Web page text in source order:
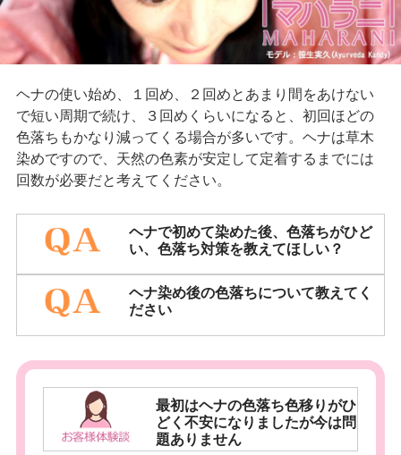
ヘナの使い始め、１回め、２回めとあまり間をあけない
で短い周期で続け、３回めくらいになると、初回ほどの
色落ちもかなり減ってくる場合が多いです。ヘナは草木
染めですので、天然の色素が安定して定着するまでには
回数が必要だと考えてください。
ヘナで初めて染めた後、色落ちがひど
い、色落ち対策を教えてほしい？
ヘナ染め後の色落ちについて教えてく
ださい
最初はヘナの色落ち色移りがひ
どく不安になりましたが今は問
題ありません